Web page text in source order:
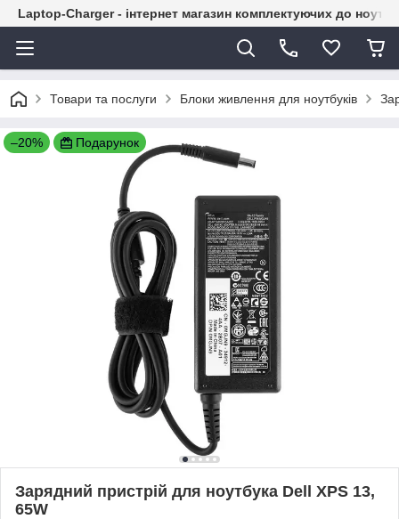
Laptop-Charger - інтернет магазин комплектуючих до
Товари та послуги Блоки живлення для ноутбуків
–20% Подарунок
Зарядний пристрій для ноутбука Dell XPS 13,
65W